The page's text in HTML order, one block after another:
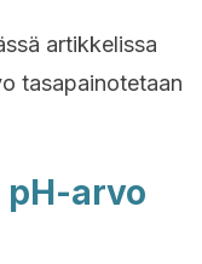
artikkelissa
tasapainotetaan
pH-arvo